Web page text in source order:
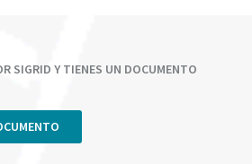
SIGRID Y TIENES UN DOCUMENTO